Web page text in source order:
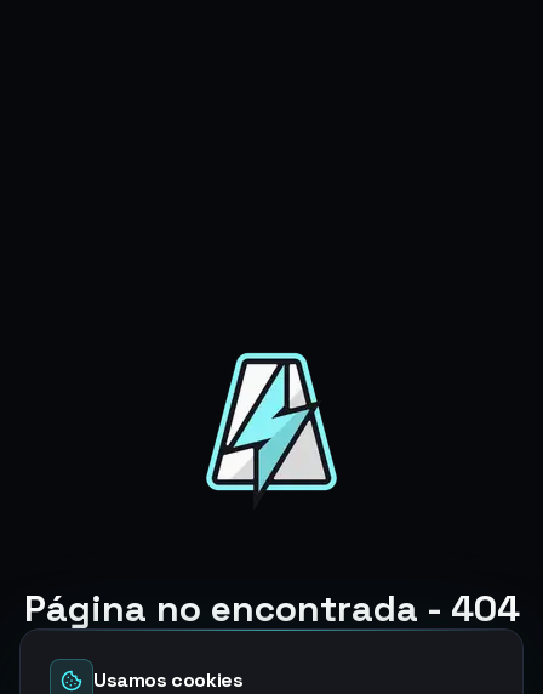
Página no encontrada - 404
esta disponible
Usamos cookies